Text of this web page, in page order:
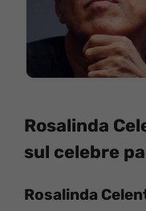
Rosalinda
sul celebre
Rosalinda